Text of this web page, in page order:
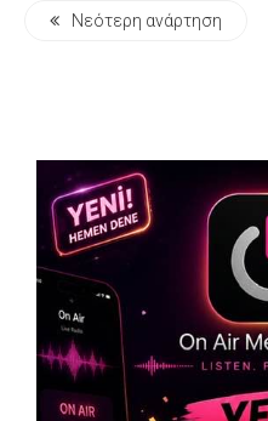
Νεότερη ανάρτηση